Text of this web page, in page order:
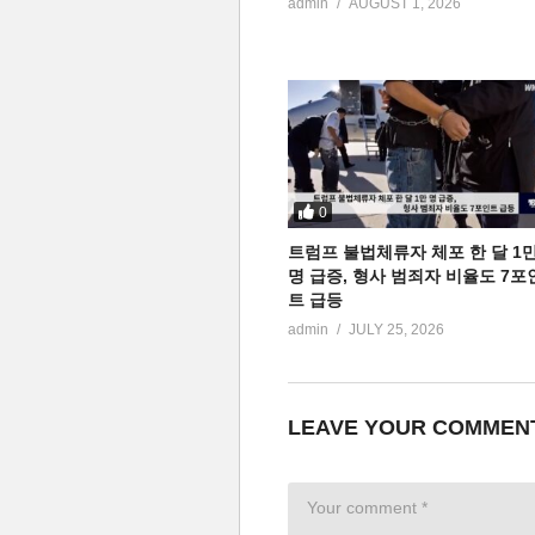
admin AUGUST 1, 2026
0
트럼프 불법체류자 체포 한 달 1
명 급증, 형사 범죄자 비율도 7포
트 급등
admin JULY 25, 2026
LEAVE YOUR